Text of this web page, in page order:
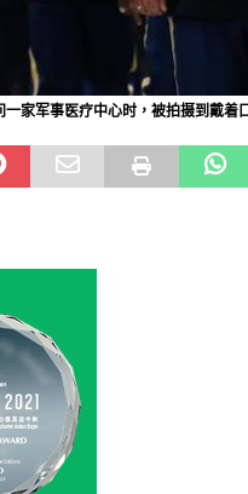
家军事医疗中心时，被拍摄到戴着